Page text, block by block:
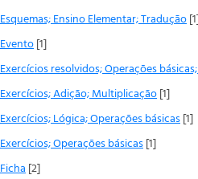
Esquemas; Ensino Elementar; Tradução
Evento[1]
Exercícios resolvidos; Operações
Exercícios; Adição; Multiplicação[1]
Exercícios; Lógica; Operações básicas[1]
Exercícios; Operações básicas[1]
Ficha [2]